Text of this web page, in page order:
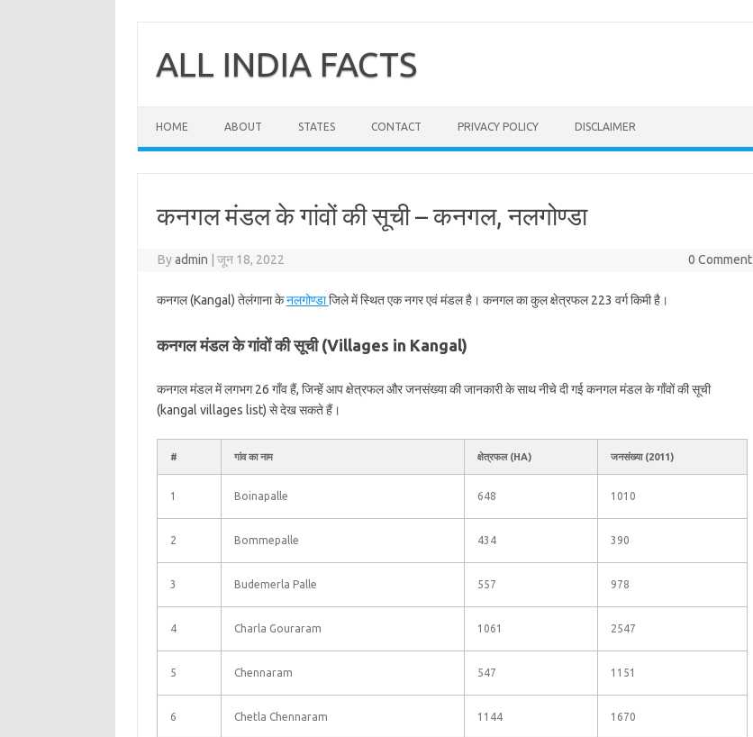
contentALL INDIA FACTS
HOME ABOUT STATES CONTACT PRIVACY POLICY DISCLAIMER
कनगल मंडल के गांवों की सूची – कनगल, नलगोण्डा
Byadmin जून 18, 2022 0 Comment
कनगल (Kangal) तेलंगाना केनलगोण्डाजिले में स्थित एक नगर एवं मंडल है। कनगल का कुल क्षेत्रफल 223 वर्ग किमी है।
कनगल मंडल के गांवों की सूची (Villages in Kangal)
कनगल मंडल में लगभग 26 गाँव हैं, जिन्हें आप क्षेत्रफल और जनसंख्या की जानकारी के साथ नीचे दी गई कनगल मंडल के गाँवों की सूची
(kangal villages list) से देख सकते हैं।
# गांव का नाम क्षेत्रफल (HA) जनसंख्या (2011)
1 Boinapalle 648 1010
2 Bommepalle 434 390
3 Budemerla Palle 557 978
4 Charla Gouraram 1061 2547
5 Chennaram 547 1151
6 Chetla Chennaram 1144 1670